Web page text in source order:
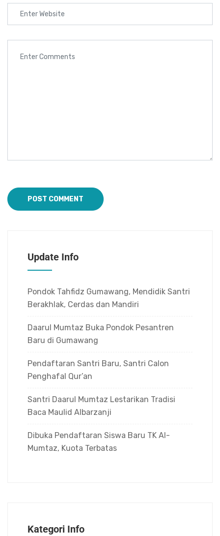
Update Info
Pondok Tahfidz Gumawang, Mendidik Santri
Berakhlak, Cerdas dan Mandiri
Daarul Mumtaz Buka Pondok Pesantren
Baru di Gumawang
Pendaftaran Santri Baru, Santri Calon
Penghafal Qur’an
Santri Daarul Mumtaz Lestarikan Tradisi
Baca Maulid Albarzanji
Dibuka Pendaftaran Siswa Baru TK Al-
Mumtaz, Kuota Terbatas
Kategori Info